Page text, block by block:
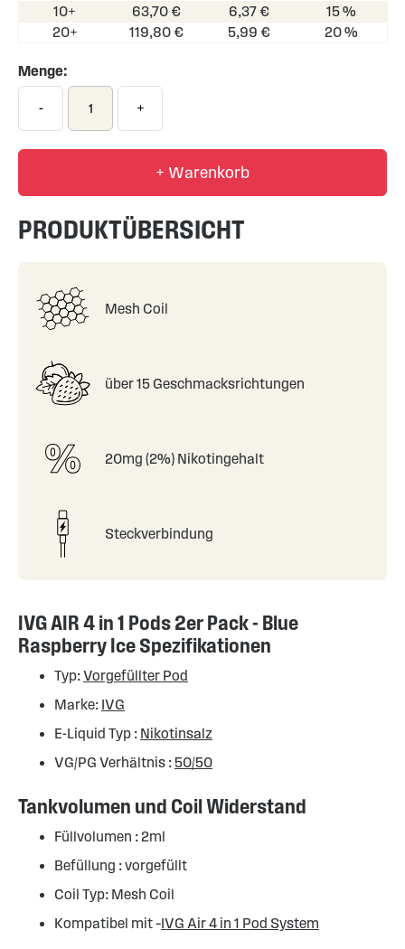
10+
63,70 € 6,37 €
15 %
20+
119,80 € 5,99 € 20 %
Menge:
- +
+ Warenkorb
PRODUKTÜBERSICHT
Mesh Coil
über 15 Geschmacksrichtungen
20mg (2%) Nikotingehalt
Steckverbindung
IVG AIR 4 in 1 Pods 2er Pack - Blue
Raspberry Ice Spezifikationen
Typ:Vorgefüllter Pod
Marke: IVG
E-Liquid Typ : Nikotinsalz
VG/PG Verhältnis : 50/50
Tankvolumen und Coil Widerstand
Füllvolumen : 2ml
Befüllung : vorgefüllt
Coil Typ: Mesh Coil
Kompatibel mit –IVG Air 4 in 1 Pod System